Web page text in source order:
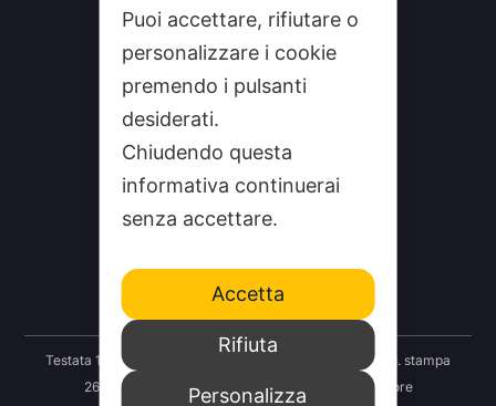
CHI SIAMO
CONTATTI
FEEDRSS
SEGNALA A STUDIO100
Testata 100 Notizie: Registrazione Tribunale Taranto reg. stampa
2625/2024 del 12.09.2024 Indipendenza S.r.l. Editore
Puoi accettare, rifiutare o
personalizzare i cookie
premendo i pulsanti
desiderati.
Chiudendo questa
informativa continuerai
senza accettare.
Accetta
Rifiuta
Personalizza